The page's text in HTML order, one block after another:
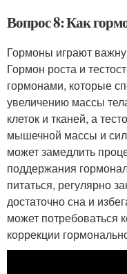
Вопрос 8: Как
Гормоны играют
Гормон роста и
гормонами, которые
увеличению массы
клеток и тканей, а
мышечной массы и
может замедлить
поддержания
питаться, регулярно
достаточно сна и
может потребоваться
коррекции